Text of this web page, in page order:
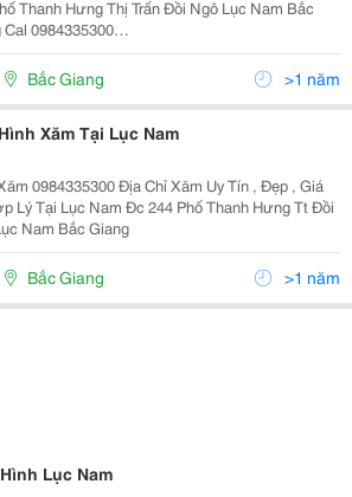
Thanh Hưng Thị Trấn Đồi Ngô Lục Nam Bắc
Cal 0984335300
Www.facebook.com/Tuantattoobacgiang Tuấn
Bắc Giangtuấn Tattoo Bắc Giangtuấn Tattoo Bắc
Tattoo Bắc Giangt
Bắc Giang >1 năm
Xăm Tại Lục Nam
0984335300 Địa Chỉ Xăm Uy Tín , Đẹp , Giá
Lý Tại Lục Nam Đc 244 Phố Thanh Hưng Tt Đồi
Nam Bắc Giang
Bắc Giang >1 năm
Lục Nam